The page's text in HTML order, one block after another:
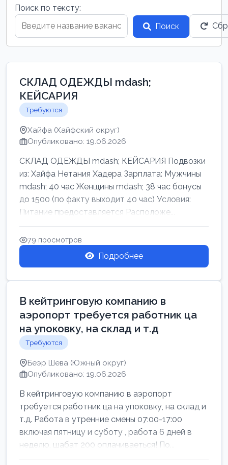
Поиск по тексту:
Поиск
СКЛАД ОДЕЖДЫ mdash;
КЕЙСАРИЯ
Требуются
Хайфа (Хайфский округ)
Опубликовано: 19.06.2026
СКЛАД ОДЕЖДЫ mdash; КЕЙСАРИЯ Подвозки
из: Хайфа Нетания Хадера Зарплата: Мужчины
mdash; 40 час Женщины mdash; 38 час бонусы
до 1500 (по факту выходит 40 час) Условия:
Питание предоставляется Расположе...
79 просмотров
Подробнее
В кейтринговую компанию в
аэропорт требуется работник ца
на упоковку, на склад и т.д
Требуются
Беэр Шева (Южный округ)
Опубликовано: 19.06.2026
В кейтринговую компанию в аэропорт
требуется работник ца на упоковку, на склад и
т.д. Работа в утренние смены 07:00-17:00
включая пятницу и суботу , работа 6 дней в
неделю, шабат 200 оплачиваеться! По...